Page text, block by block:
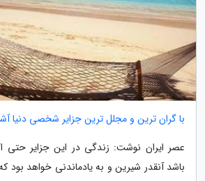
با گران ترین و مجلل ترین جزایر شخصی دنیا
عصر ایران نوشت: زندگی در این جزایر حتی
باشد آنقدر شیرین و به یادماندنی خواهد بود